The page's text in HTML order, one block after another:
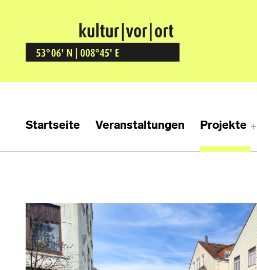
Kultur Vor Ort
BREMEN GRÖPELINGEN
Startseite Veranstaltungen Projekte